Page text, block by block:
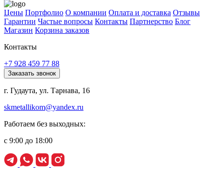
Цены Портфолио О компании Оплата и доставка Отзывы
Гарантии Частые вопросы Контакты Партнерство Блог
Магазин Корзина заказов
Контакты
+7 928 459 77 88
Заказать звонок
г. Гудаута, ул. Тарнава, 16
skmetallikom@yandex.ru
Работаем без выходных:
с 9:00 до 18:00